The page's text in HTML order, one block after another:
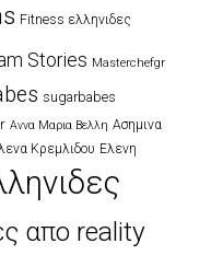
Fitness ελληνιδες
Stories Masterchefgr
sugarbabes
Αννα Μαρια Βελλη Ασημινα
Κρεμλιδου Ελενη
απο reality